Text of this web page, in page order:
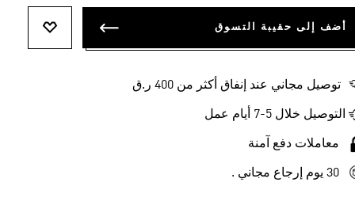
أضف إلى حقيبة التسوق
توصيل مجاني عند إنفاق أكثر من 400 ر.ق
التوصيل خلال 5-7 أيام عمل
معاملات دفع آمنة
30 يوم إرجاع مجاني .